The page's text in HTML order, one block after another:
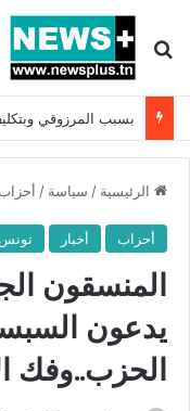
بحث عن
الرئيسية / سياسة / أحزاب
أحزاب أخبار تونس
المنسقون
يدعون
الحزب..وفك